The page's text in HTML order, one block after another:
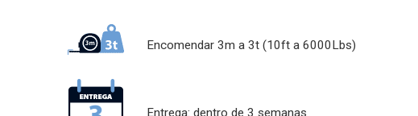
Encomendar 3m a 3t (10ft a 6000Lbs)
Entrega: dentro de 3 semanas